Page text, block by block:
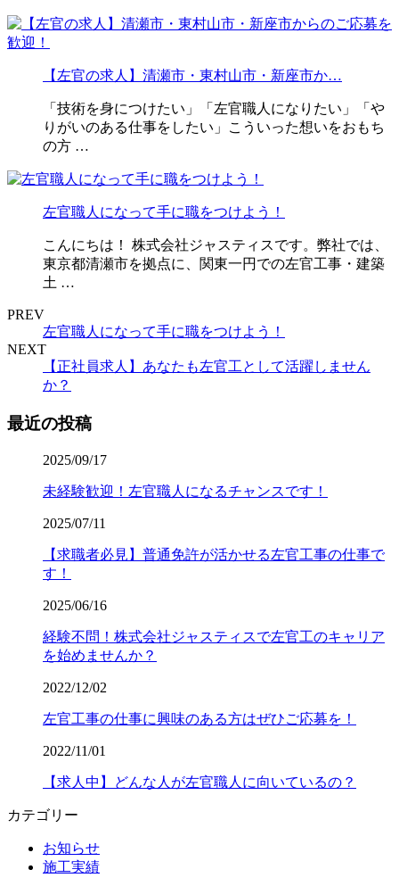
【左官の求人】清瀬市・東村山市・新座市か…
「技術を身につけたい」「左官職人になりたい」「や
りがいのある仕事をしたい」こういった想いをおもち
の方 …
左官職人になって手に職をつけよう！
こんにちは！ 株式会社ジャスティスです。弊社では、
東京都清瀬市を拠点に、関東一円での左官工事・建築
土 …
PREV
左官職人になって手に職をつけよう！
NEXT
【正社員求人】あなたも左官工として活躍しません
か？
最近の投稿
2025/09/17
未経験歓迎！左官職人になるチャンスです！
2025/07/11
【求職者必見】普通免許が活かせる左官工事の仕事で
す！
2025/06/16
経験不問！株式会社ジャスティスで左官工のキャリア
を始めませんか？
2022/12/02
左官工事の仕事に興味のある方はぜひご応募を！
2022/11/01
【求人中】どんな人が左官職人に向いているの？
カテゴリー
お知らせ
施工実績